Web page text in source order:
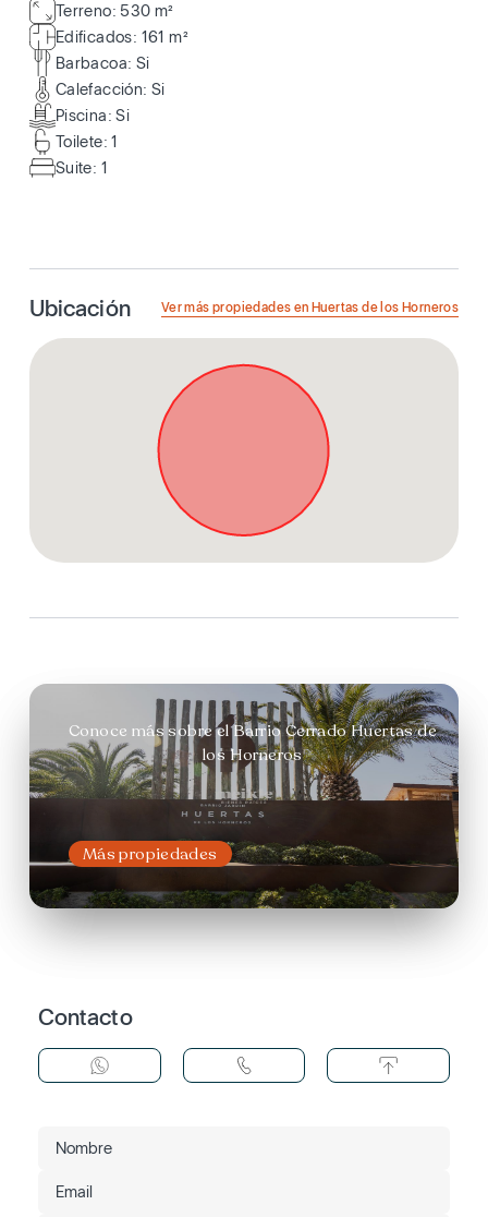
Terreno: 530 m²
Edificados: 161 m²
Barbacoa: Si
Calefacción: Si
Piscina: Si
Toilete: 1
Suite: 1
Ubicación Ver más propiedades en Huertas de los Horneros
Conoce más sobre el Barrio Cerrado Huertas de
los Horneros
Más propiedades
Contacto